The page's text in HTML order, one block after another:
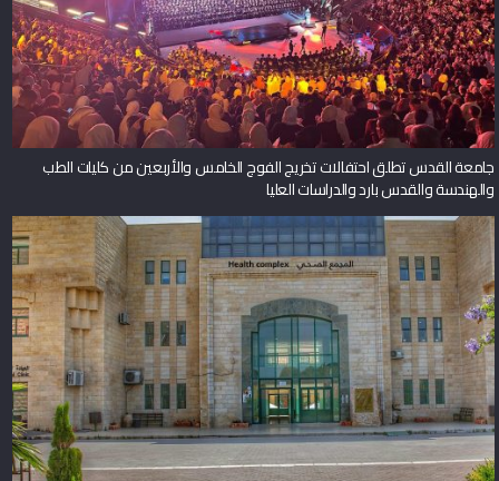
جامعة القدس تطلق احتفالات تخريج الفوج الخامس والأربعين من كليات الطب
والهندسة والقدس بارد والدراسات العليا